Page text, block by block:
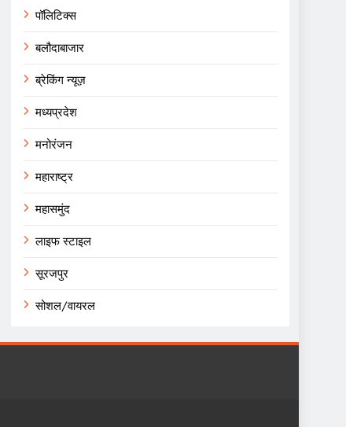
पॉलिटिक्स
बलौदाबाजार
ब्रेकिंग न्यूज़
मध्यप्रदेश
मनोरंजन
महाराष्ट्र
महासमुंद
लाइफ स्टाइल
सूरजपुर
सोशल/वायरल